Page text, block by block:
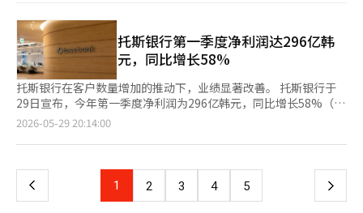
量闪存，这一预购趋势也对第二季度的价格谈判产生了影响。 汇
率也成为业绩的有利因素。内存半导体的美元结算比例较高，韩元
与美元汇率保持高位时，韩元折算的销售额和利润将增加。此外，
由于半导体行业固定成本负担较重，在价格上涨的情况下，销售增
长迅速转化为利润。 关键在于下半年是否能维持供需紧张的局
面。SK海力士正在通过青州M15X、龙仁集群和美国先进封装投资
等措施，扩大中长期生产能力。三星电子也在以HBM4和HBM4E
为核心，力争在下一代AI内存市场中恢复主导地位。 业内一位人士
HBM，通用D램和闪存的价格也在同步上涨，因此今年的全年营业
利润预期仍有继续上调的可能。”※ 本报道经人工智能（AI）系统
翻译与编辑。
7%，市值一度突破45万亿日元，因而超越丰田，成为日本上市公
司市值第二的企业。 ◆主要报告：消费品、金融和材料设备的供
需解构 - 前一天，科斯达克的材料设备板块表现活跃。最近一个
月，科斯达克中市值比重增加的行业包括半导体、机械和IT硬件，
人工智能的热潮正在向科斯达克扩散。 - 最近，美国和日本等地的
材料设备股票表现强劲，但国内由于半导体大盘股的供需集中而受
到压制，今天出现反弹。 - 在市场活跃政策和国民成长基金执行的
期待下，最近三个月外资和养老金共同净买入的科斯达克行业包括
IT硬件和银行。 ◆收盘后（4日）主要公告 ▷新永证券决定回购约
的无偿增发。 ▷TSCIENTIFIC进行30亿韩元的第三方配售增资。
▷科隆移动集团以617亿韩元收购AutoHubSelca的股份。 ◆基金
动态（截至2日，不包括ETF） ▷国内股票型：-3077亿韩元 ▷海
人工智能半导体供应链主导了韩国股市的上涨，韩国和台湾被视为
亚洲股市反弹的核心动力。 - 高盛分析认为，尽管中东地缘政治风
险导致能源价格波动，韩国股市仍表现出相对强大的韧性。 - 然
而，高盛警告，由于杠杆ETF资金流入扩大和人工智能半导体股票
的集中现象，短期内可能面临过热和调整的风险。 ◆前交易日主
要报告 梅里茨证券：“现代摩比斯，期待阿特拉斯量产受益……
目标价上调” - 梅里茨证券基于现代摩比斯的人形机器人阿特拉斯
用执行器业务的成长性，将目标股价上调至90万韩元，并维持“买
入”评级。 - 现代摩比斯计划从波士顿动力公司引进阿特拉斯执行
入。 - 未来不仅限于执行器，还将扩展到传感器和控制器等业务领
域，预计将成长为机器人核心部件的综合供应商。 - 梅里茨证券预
托斯银行第一季度净利润达296亿韩
元，同比增长58%
托斯银行在客户数量增加的推动下，业绩显著改善。 托斯银行于
29日宣布，今年第一季度净利润为296亿韩元，同比增长58%（去
年同期为187亿韩元）。 总客户数达1487万人，同比增长19.3%
活跃用户数（MAU）在3月底为1020万，5月底达到1100万。 第一
示，基于自有信用评估模型（TSS 3.0）和专业审查模型，已提升
2026-05-29 20:14:00
上
页
1 2 3 4 5 下